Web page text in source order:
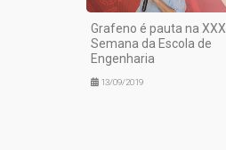
Grafeno é pauta na XXXI
Semana da Escola de
Engenharia
13/09/2019